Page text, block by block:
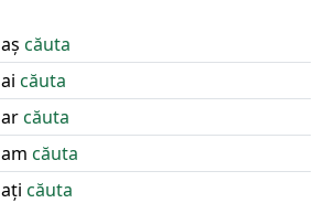
aș căuta
ai căuta
arcăuta
am căuta
ați căuta